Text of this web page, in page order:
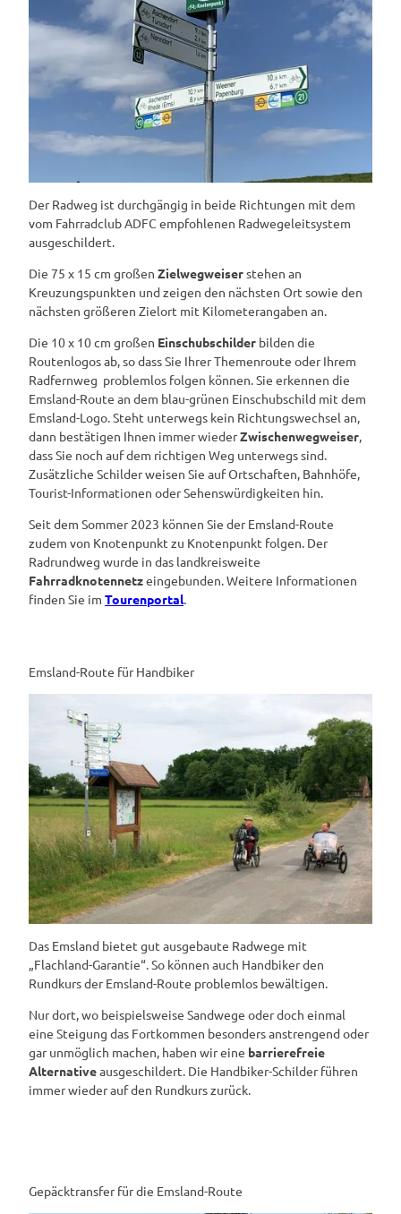
Der Radweg ist durchgängig in beide Richtungen mit dem
vom Fahrradclub ADFC empfohlenen Radwegeleitsystem
ausgeschildert.
Die 75 x 15 cm großen Zielwegweiserstehen an
Kreuzungspunkten und zeigen den nächsten Ort sowie den
nächsten größeren Zielort mit Kilometerangaben an.
Die 10 x 10 cm großen Einschubschilder bilden die
Routenlogos ab, so dass Sie Ihrer Themenroute oder Ihrem
Radfernweg problemlos folgen können. Sie erkennen die
Emsland-Route an dem blau-grünen Einschubschild mit dem
Emsland-Logo. Steht unterwegs kein Richtungswechsel an,
dann bestätigen Ihnen immer wiederZwischenwegweiser,
dass Sie noch auf dem richtigen Weg unterwegs sind.
Zusätzliche Schilder weisen Sie auf Ortschaften, Bahnhöfe,
Tourist-Informationen oder Sehenswürdigkeiten hin.
Seit dem Sommer 2023 können Sie der Emsland-Route
zudem von Knotenpunkt zu Knotenpunkt folgen. Der
Radrundweg wurde in das landkreisweite
Fahrradknotennetzeingebunden. Weitere Informationen
finden Sie im Tourenportal.
Emsland-Route für Handbiker
Das Emsland bietet gut ausgebaute Radwege mit
„Flachland-Garantie“. So können auch Handbiker den
Rundkurs der Emsland-Route problemlos bewältigen.
Nur dort, wo beispielsweise Sandwege oder doch einmal
eine Steigung das Fortkommen besonders anstrengend oder
gar unmöglich machen, haben wir eine barrierefreie
Alternativeausgeschildert. Die Handbiker-Schilder führen
immer wieder auf den Rundkurs zurück.
Gepäcktransfer für die Emsland-Route